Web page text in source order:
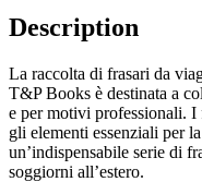
Description
La raccolta di frasari da
T&P Books è destinata a
e per motivi professionali.
gli elementi essenziali per
un’indispensabile serie di
soggiorni all’estero.